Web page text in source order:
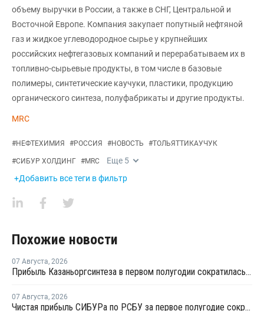
объему выручки в России, а также в СНГ, Центральной и
Восточной Европе. Компания закупает попутный нефтяной
газ и жидкое углеводородное сырье у крупнейших
российских нефтегазовых компаний и перерабатываем их в
топливно-сырьевые продукты, в том числе в базовые
полимеры, синтетические каучуки, пластики, продукцию
органического синтеза, полуфабрикаты и другие продукты.
MRC
#НЕФТЕХИМИЯ #РОССИЯ #НОВОСТЬ #ТОЛЬЯТТИКАУЧУК
#СИБУР ХОЛДИНГ #MRC Еще 5
+Добавить все теги в фильтр
Похожие новости
07 Августа, 2026
Прибыль Казаньоргсинтеза в первом полугодии сократилась более чем в 2 раза
07 Августа, 2026
Чистая прибыль СИБУРа по РСБУ за первое полугодие сократилась в 3,6 раза